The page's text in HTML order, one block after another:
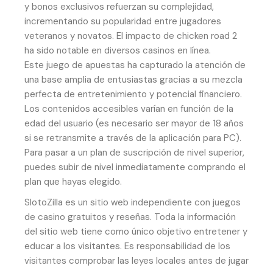
y bonos exclusivos refuerzan su complejidad,
incrementando su popularidad entre jugadores
veteranos y novatos. El impacto de chicken road 2
ha sido notable en diversos casinos en línea.
Este juego de apuestas ha capturado la atención de
una base amplia de entusiastas gracias a su mezcla
perfecta de entretenimiento y potencial financiero.
Los contenidos accesibles varían en función de la
edad del usuario (es necesario ser mayor de 18 años
si se retransmite a través de la aplicación para PC).
Para pasar a un plan de suscripción de nivel superior,
puedes subir de nivel inmediatamente comprando el
plan que hayas elegido.
SlotoZilla es un sitio web independiente con juegos
de casino gratuitos y reseñas. Toda la información
del sitio web tiene como único objetivo entretener y
educar a los visitantes. Es responsabilidad de los
visitantes comprobar las leyes locales antes de jugar